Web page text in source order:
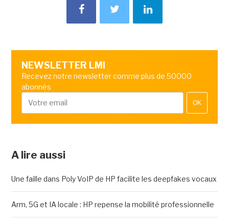
NEWSLETTER LMI
Recevez notre newsletter comme plus de 50000
abonnés
OK
A lire aussi
Une faille dans Poly VoIP de HP facilite les deepfakes vocaux
Arm, 5G et IA locale : HP repense la mobilité professionnelle